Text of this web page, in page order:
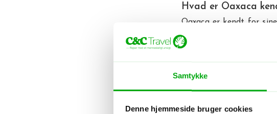
Samtykke
Denne hjemmeside bruger cookies
Hvad er Oaxaca
Oaxaca er kendt for
en oplevelse for sig. De
gå glip af, når du
købe alt fra
håndmalede trædyr og
typisk mexicansk